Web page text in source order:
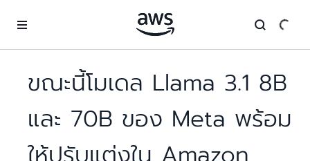
ขณะนี้โมเดล Llama 3.1 8B
และ 70B ของ Meta พร้อม